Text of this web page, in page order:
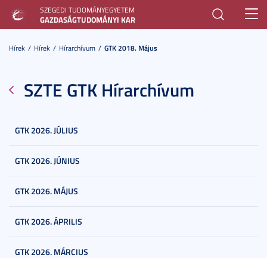
SZEGEDI TUDOMÁNYEGYETEM
GAZDASÁGTUDOMÁNYI KAR
Hírek Hírek Hírarchívum GTK 2018. Május
SZTE GTK Hírarchívum
GTK 2026. JÚLIUS
GTK 2026. JÚNIUS
GTK 2026. MÁJUS
GTK 2026. ÁPRILIS
GTK 2026. MÁRCIUS